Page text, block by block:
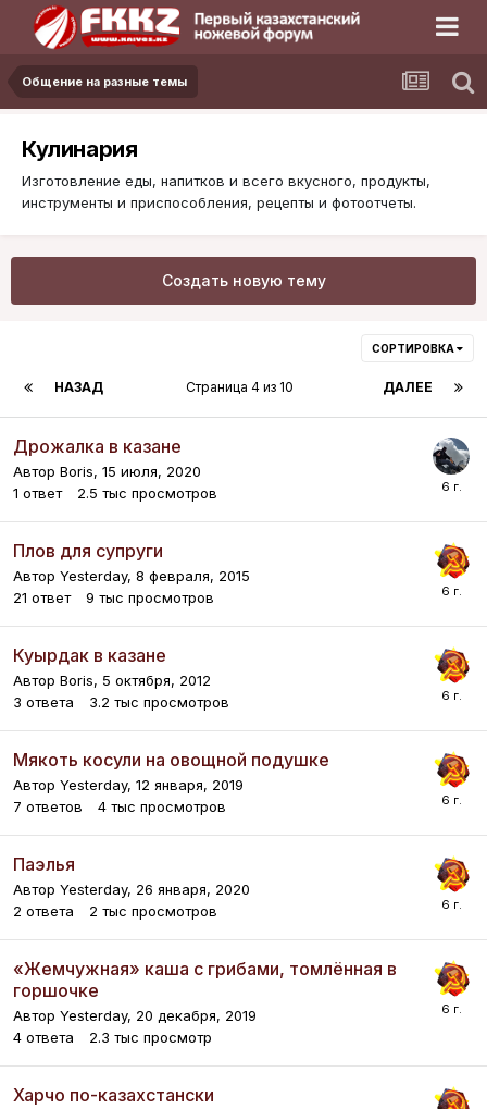
Общение на разные темы
Кулинария
Изготовление еды, напитков и всего вкусного, продукты,
инструменты и приспособления, рецепты и фотоотчеты.
Создать новую тему
СОРТИРОВКА
НАЗАД ДАЛЕЕ
Страница 4 из 10
Дрожалка в казане
Автор Boris, 15 июля, 2020
1 ответ 2.5 тыс просмотров
Плов для супруги
Автор Yesterday, 8 февраля, 2015
21 ответ 9 тыс просмотров
Куырдак в казане
Автор Boris, 5 октября, 2012
3 ответа 3.2 тыс просмотров
Мякоть косули на овощной подушке
Автор Yesterday, 12 января, 2019
7 ответов 4 тыс просмотров
Паэлья
Автор Yesterday, 26 января, 2020
2 ответа 2 тыс просмотров
«Жемчужная» каша с грибами, томлённая в
горшочке
Автор Yesterday, 20 декабря, 2019
4 ответа 2.3 тыс просмотр
Харчо по-казахстански